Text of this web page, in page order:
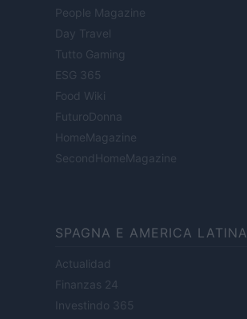
People Magazine
Day Travel
Tutto Gaming
ESG 365
Food Wiki
FuturoDonna
HomeMagazine
SecondHomeMagazine
SPAGNA E AMERICA LATINA
Actualidad
Finanzas 24
Investindo 365